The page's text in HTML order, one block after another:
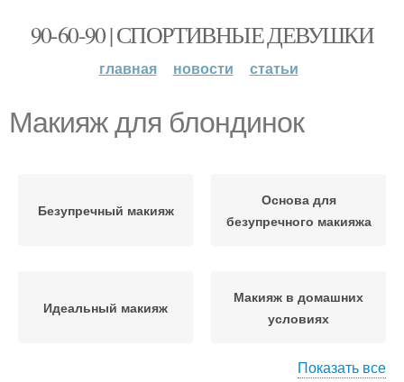
90-60-90 | СПОРТИВНЫЕ ДЕВУШКИ
главная новости статьи
Макияж для блондинок
Безупречный макияж
Основа для
безупречного макияжа
Идеальный макияж
Макияж в домашних
условиях
Показать все